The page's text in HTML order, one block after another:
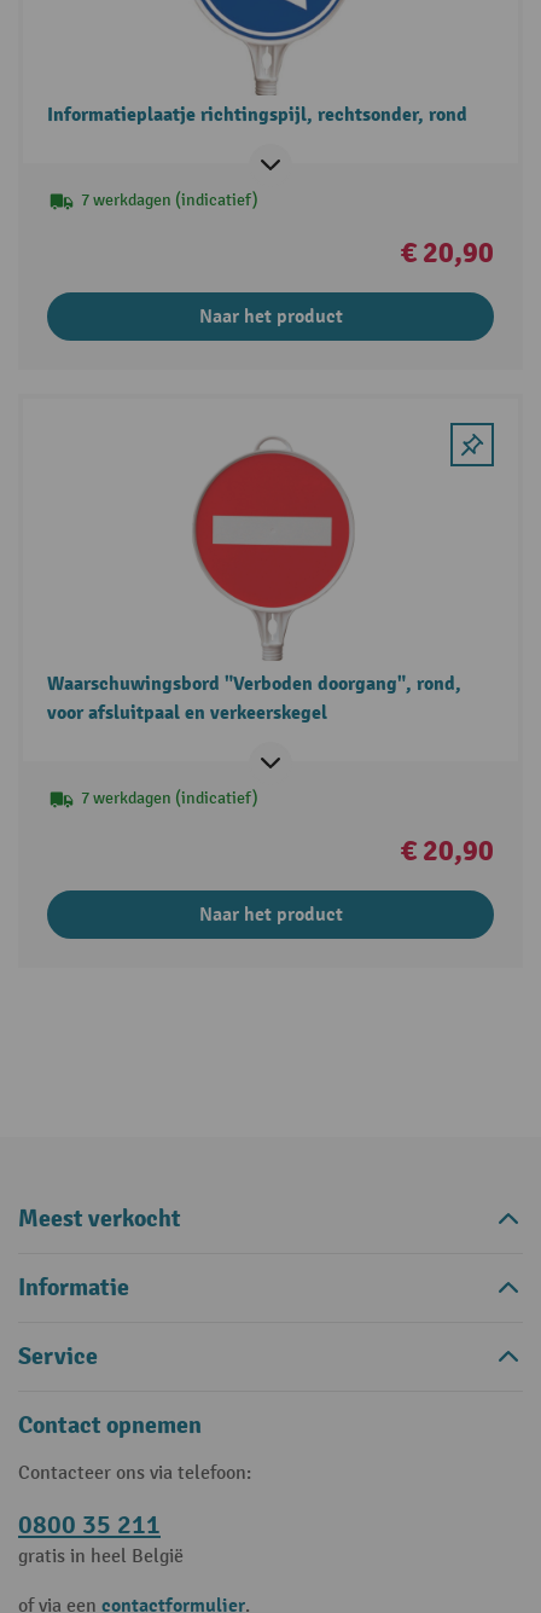
Informatieplaatje richtingspijl, rechtsonder, rond
7 werkdagen (indicatief)
€ 20,90
Naar het product
Waarschuwingsbord "Verboden doorgang", rond,
voor afsluitpaal en verkeerskegel
7 werkdagen (indicatief)
€ 20,90
Naar het product
Meest verkocht
Informatie
Service
Contact opnemen
Contacteer ons via telefoon:
0800 35 211
gratis in heel België
of via een contactformulier.